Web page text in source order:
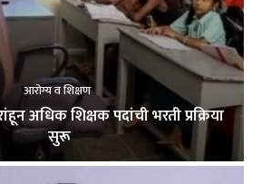
आरोग्य व शिक्षण
अधिक शिक्षक पदांची भरती प्रक्रिया
सुरू